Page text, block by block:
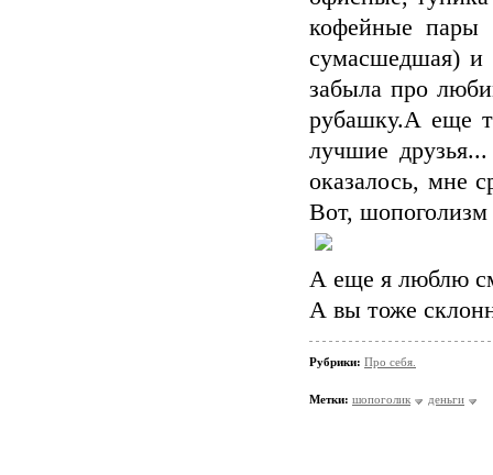
кофейные пары
сумасшедшая) и
забыла про
рубашку.А еще
лучшие
оказалось, мне
Вот,
А еще я люблю
А вы тоже
Рубрики: Про себя.
Метки: шопоголик деньги